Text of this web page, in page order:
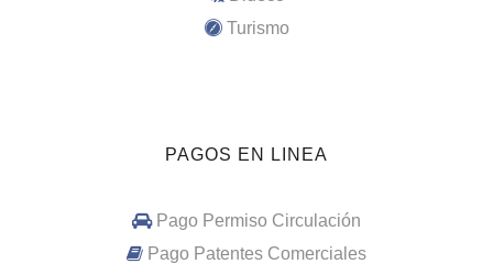
Turismo
PAGOS EN LINEA
Pago Permiso Circulación
Pago Patentes Comerciales